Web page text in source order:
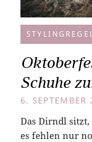
Schuhe
6. SEPTEMBER
Das Dirndl
es fehlen nur